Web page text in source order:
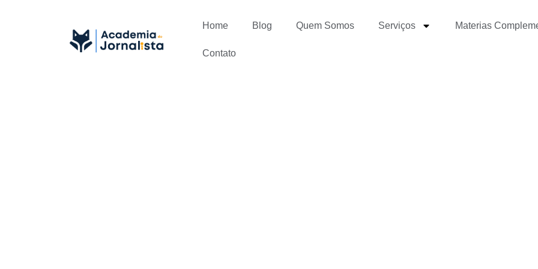
Home Blog Quem Somos Serviços Materias
Contato